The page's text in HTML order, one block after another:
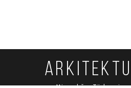
Mimarlığın Türkçesi